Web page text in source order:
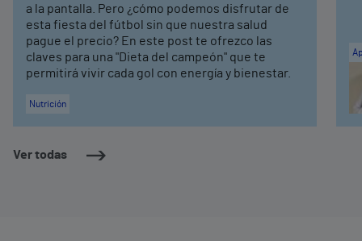
Ver todas
a la pantalla. Pero ¿cómo podemos disfrutar de
esta fiesta del fútbol sin que nuestra salud
pague el precio? En este post te ofrezco las
claves para una "Dieta del campeón" que te
permitirá vivir cada gol con energía y bienestar.
Nutrición